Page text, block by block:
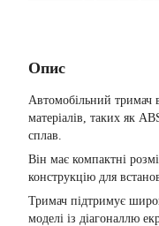
Опис
Автомобільний тримач
матеріалів, таких як
сплав.
Він має компактні
конструкцію для
Тримач підтримує
моделі із діагоналлю